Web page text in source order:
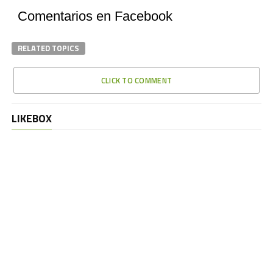
Comentarios en Facebook
RELATED TOPICS
CLICK TO COMMENT
LIKEBOX